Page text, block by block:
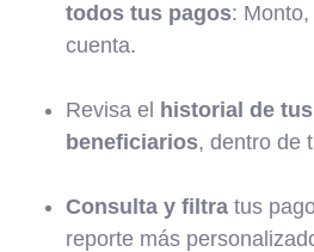
todos tus pagos:
cuenta.
Revisa el historial de
beneficiarios, dentro de
Consulta y filtra tus
reporte más